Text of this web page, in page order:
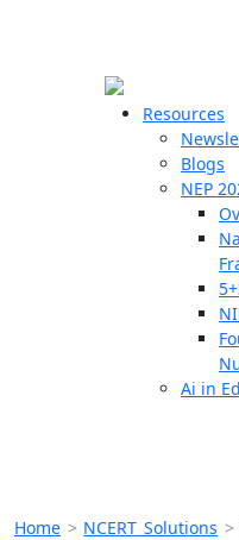
Resources
Blogs
NEP
Ai in
Home > NCERT Solutions >